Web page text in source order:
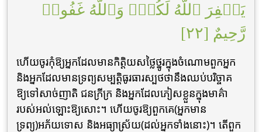
يَغۡفِرَ ٱللَّهُ لَكُمۡۚ وَٱللَّهُ غَفُورٞ
رَّحِيمٌ [٢٢]
ហើយចូរកុំឱ្យអ្នកដែលមានកិត្តិយសថ្លៃថ្នូរក្នុងចំណោមពួកអ្នក
និងអ្នកដែលមានទ្រព្យសម្បត្តិធូរធារស្បថថានឹងឈប់បរិច្ចាគ
ឱ្យទៅសាច់ញាតិ ជនក្រីក្រ និងអ្នកដែលភៀសខ្លួនក្នុងមាគ៌ា
របស់អល់ឡោះឱ្យសោះ។ ហើយចូរឱ្យពួកគេ(អ្នកមាន
ទ្រព្យ)អភ័យទោស និងអធ្យាស្រ័យ(ដល់អ្នកទាំងនោះ)។ តើពួក